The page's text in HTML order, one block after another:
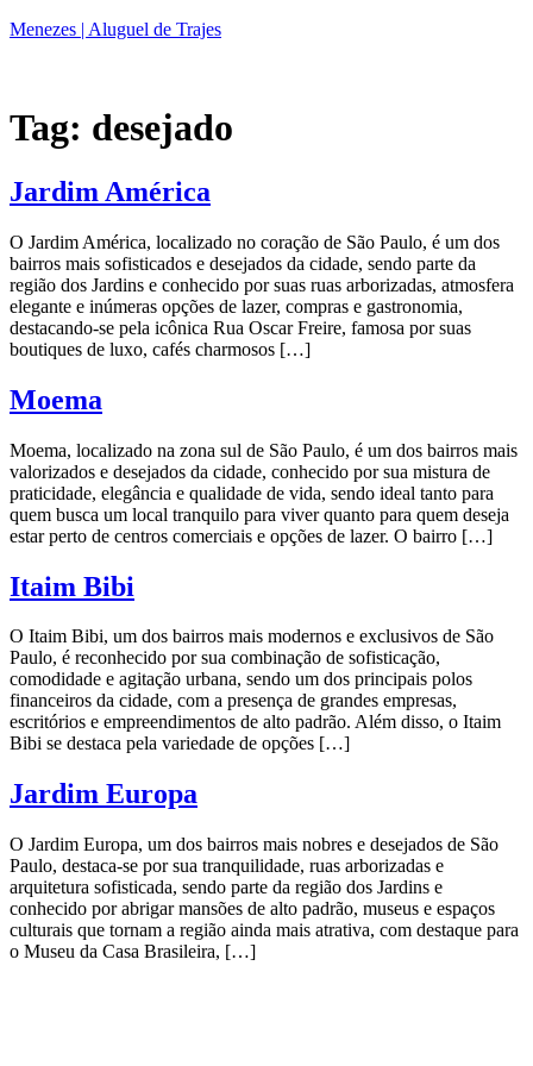
Menezes | Aluguel de Trajes
Tag: desejado
Jardim América
O Jardim América, localizado no coração de São Paulo, é um dos
bairros mais sofisticados e desejados da cidade, sendo parte da
região dos Jardins e conhecido por suas ruas arborizadas, atmosfera
elegante e inúmeras opções de lazer, compras e gastronomia,
destacando-se pela icônica Rua Oscar Freire, famosa por suas
boutiques de luxo, cafés charmosos […]
Moema
Moema, localizado na zona sul de São Paulo, é um dos bairros mais
valorizados e desejados da cidade, conhecido por sua mistura de
praticidade, elegância e qualidade de vida, sendo ideal tanto para
quem busca um local tranquilo para viver quanto para quem deseja
estar perto de centros comerciais e opções de lazer. O bairro […]
Itaim Bibi
O Itaim Bibi, um dos bairros mais modernos e exclusivos de São
Paulo, é reconhecido por sua combinação de sofisticação,
comodidade e agitação urbana, sendo um dos principais polos
financeiros da cidade, com a presença de grandes empresas,
escritórios e empreendimentos de alto padrão. Além disso, o Itaim
Bibi se destaca pela variedade de opções […]
Jardim Europa
O Jardim Europa, um dos bairros mais nobres e desejados de São
Paulo, destaca-se por sua tranquilidade, ruas arborizadas e
arquitetura sofisticada, sendo parte da região dos Jardins e
conhecido por abrigar mansões de alto padrão, museus e espaços
culturais que tornam a região ainda mais atrativa, com destaque para
o Museu da Casa Brasileira, […]